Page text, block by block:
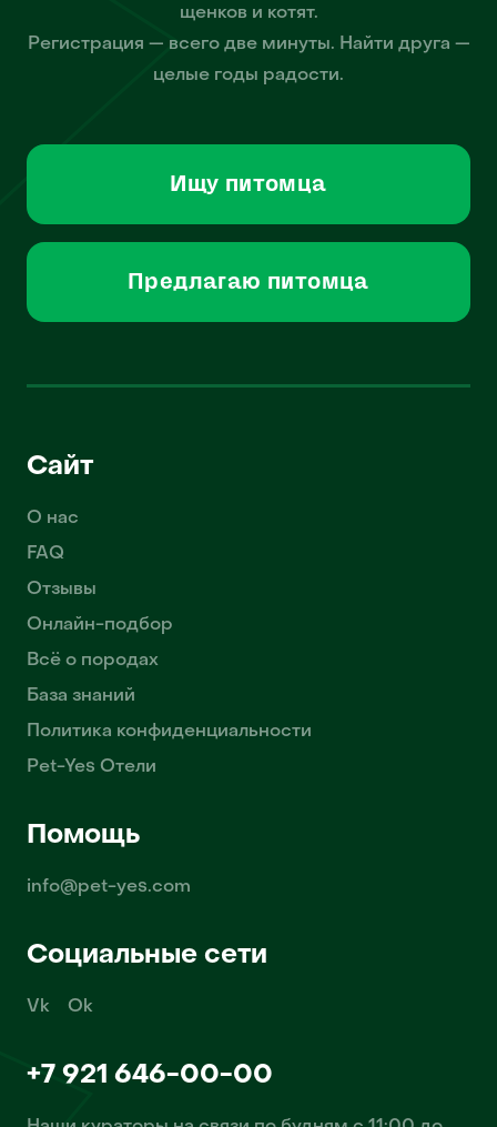
щенков и котят.
Регистрация — всего две минуты. Найти друга —
целые годы радости.
Ищу питомца
Предлагаю питомца
Сайт
О нас
FAQ
Отзывы
Онлайн-подбор
Всё о породах
База знаний
Политика конфиденциальности
Pet-Yes Отели
Помощь
info@pet-yes.com
Социальные сети
Vk Ok
+7 921 646-00-00